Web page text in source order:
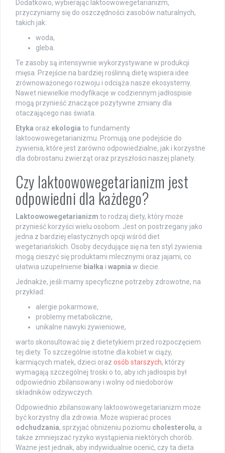
Dodatkowo, wybierając laktoowowegetarianizm,
przyczyniamy się do oszczędności zasobów naturalnych,
takich jak:
woda,
gleba.
Te zasoby są intensywnie wykorzystywane w produkcji
mięsa. Przejście na bardziej roślinną dietę wspiera idee
zrównoważonego rozwoju i odciąża nasze ekosystemy.
Nawet niewielkie modyfikacje w codziennym jadłospisie
mogą przynieść znaczące pozytywne zmiany dla
otaczającego nas świata.
Etyka oraz ekologia to fundamenty
laktoowowegetarianizmu. Promują one podejście do
żywienia, które jest zarówno odpowiedzialne, jak i korzystne
dla dobrostanu zwierząt oraz przyszłości naszej planety.
Czy laktoowowegetarianizm jest
odpowiedni dla każdego?
Laktoowowegetarianizm to rodzaj diety, który może
przynieść korzyści wielu osobom. Jest on postrzegany jako
jedna z bardziej elastycznych opcji wśród diet
wegetariańskich. Osoby decydujące się na ten styl żywienia
mogą cieszyć się produktami mlecznymi oraz jajami, co
ułatwia uzupełnienie białka i wapnia w diecie.
Jednakże, jeśli mamy specyficzne potrzeby zdrowotne, na
przykład:
alergie pokarmowe,
problemy metaboliczne,
unikalne nawyki żywieniowe,
warto skonsultować się z dietetykiem przed rozpoczęciem
tej diety. To szczególnie istotne dla kobiet w ciąży,
karmiących matek, dzieci oraz osób starszych, którzy
wymagają szczególnej troski o to, aby ich jadłospis był
odpowiednio zbilansowany i wolny od niedoborów
składników odżywczych.
Odpowiednio zbilansowany laktoowowegetarianizm może
być korzystny dla zdrowia. Może wspierać proces
odchudzania, sprzyjać obniżeniu poziomu cholesterolu, a
także zmniejszać ryzyko wystąpienia niektórych chorób.
Ważne jest jednak, aby indywidualnie ocenić, czy ta dieta